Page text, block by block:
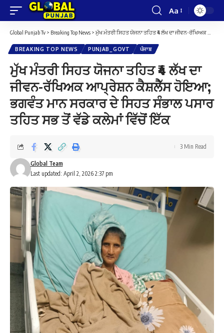
Font
Resizer
Aa
Global Punjab Tv > Breaking Top News > ਮੁੱਖ ਮੰਤਰੀ ਸਿਹਤ ਯੋਜਨਾ ਤਹਿਤ ₹4 ਲੱਖ ਦਾ ਜੀਵਨ-ਰੱਖਿਅਕ ਆਪ੍ਰੇਸ਼ਨ ਕੈਸ਼ਲੈੱਸ ਹੋਇਆ; ਭਗਵੰਤ ਮਾਨ ਸਰਕਾਰ ਦੇ ਸਿਹਤ ਸੰਭਾਲ ਪਸਾਰ ਤਹਿਤ ਸਭ ਤੋਂ ਵੱਡੇ ਕਲੇਮਾਂ ਵਿੱਚੋਂ ਇੱਕ
BREAKING TOP NEWS PUNJAB_GOVT ਪੰਜਾਬ
ਮੁੱਖ ਮੰਤਰੀ ਸਿਹਤ ਯੋਜਨਾ ਤਹਿਤ ₹4 ਲੱਖ ਦਾ
ਜੀਵਨ-ਰੱਖਿਅਕ ਆਪ੍ਰੇਸ਼ਨ ਕੈਸ਼ਲੈੱਸ ਹੋਇਆ;
ਭਗਵੰਤ ਮਾਨ ਸਰਕਾਰ ਦੇ ਸਿਹਤ ਸੰਭਾਲ ਪਸਾਰ
ਤਹਿਤ ਸਭ ਤੋਂ ਵੱਡੇ ਕਲੇਮਾਂ ਵਿੱਚੋਂ ਇੱਕ
Last updated: April 2, 2026 2:37 pm
Global Team
3 Min Read